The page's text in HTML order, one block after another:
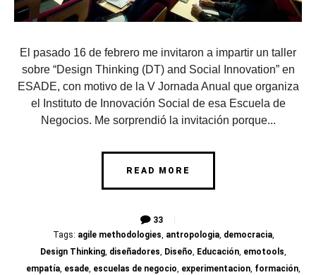
El pasado 16 de febrero me invitaron a impartir un taller
sobre “Design Thinking (DT) and Social Innovation” en
ESADE, con motivo de la V Jornada Anual que organiza
el Instituto de Innovación Social de esa Escuela de
Negocios. Me sorprendió la invitación porque...
READ MORE
33
Tags: agile methodologies, antropologia, democracia,
Design Thinking, diseñadores, Diseño, Educación, emotools,
empatía, esade, escuelas de negocio, experimentacion, formación,